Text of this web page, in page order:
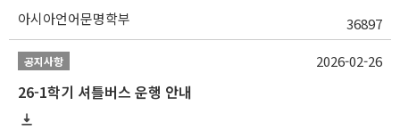
아시아언어문명학부 36897
공지사항
26-1학기 셔틀버스 운행 안내
2026-02-26